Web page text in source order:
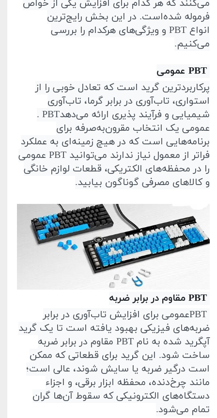
می‌کنند که هر کدام برای افزایش یکی از خواص
فرموله شده‌است. در این بخش رایج‌ترین
انواع PBT و ویژگی‌های هرکدام را بررسی
می‌کنیم.
PBT عمومی
پرکاربردترین گرید است که تعادل خوبی را از
استواری، تاب‌آوری در برابر گرما، تاب‌آوری
شیمیایی و فرآیند‌ پذیری ارائه می‌دهد. PBT
عمومی یک انتخاب مقرون‌به‌صرفه برای
برنامه‌هایی است که در هیچ زمینه‌ای به عملکرد
فراتر از معمول نیاز ندارند می‌توانید PBT عمومی
را در محفظه‌های الکتریکی، قطعات لوازم خانگی
و کالاهای مصرفی گوناگون بیابید.
PBT مقاوم در برابر ضربه
PBTعمومی برای افزایش تاب‌آوری در برابر
ضربه‌های فیزیکی بهبود یافته است تا یک گرید
آپگرید شده به نام PBT مقاوم در برابر ضربه
ساخت شود. این گرید برای قطعاتی که ممکن
است درگیر ضربه یا سایش شوند، عالی است؛
مانند چرخ‌دنده، محفظه ابزار برقی، و اجزاء
دستگاه‌های الکترونیکی که سقوط آن‌ها گران
تمام می‌شود.